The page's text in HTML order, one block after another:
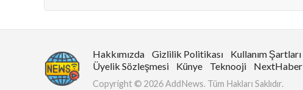
Hakkımızda Gizlilik Politikası
Kullanım Şartları
Üyelik Sözleşmesi
Künye Teknooji NextHaber
Copyright © 2026 AddNews. Tüm Hakları Saklıdır.